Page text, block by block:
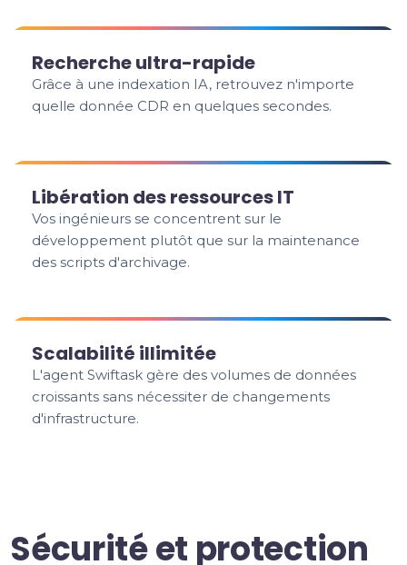
Recherche ultra-rapide
Grâce à une indexation IA, retrouvez n'importe
quelle donnée CDR en quelques secondes.
Libération des ressources IT
Vos ingénieurs se concentrent sur le
développement plutôt que sur la maintenance
des scripts d'archivage.
Scalabilité illimitée
L'agent Swiftask gère des volumes de données
croissants sans nécessiter de changements
d'infrastructure.
Sécurité et protection